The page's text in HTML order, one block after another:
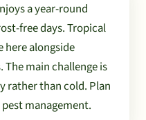
a year-round
free days. Tropical
alongside
main challenge is
rather than cold. Plan
management.